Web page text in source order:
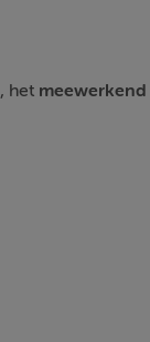
, het